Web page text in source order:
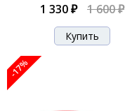
-17%
1 330 ₽
1 600 ₽
-17%